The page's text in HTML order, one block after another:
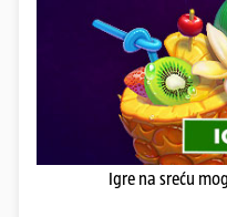
Igre na sreću